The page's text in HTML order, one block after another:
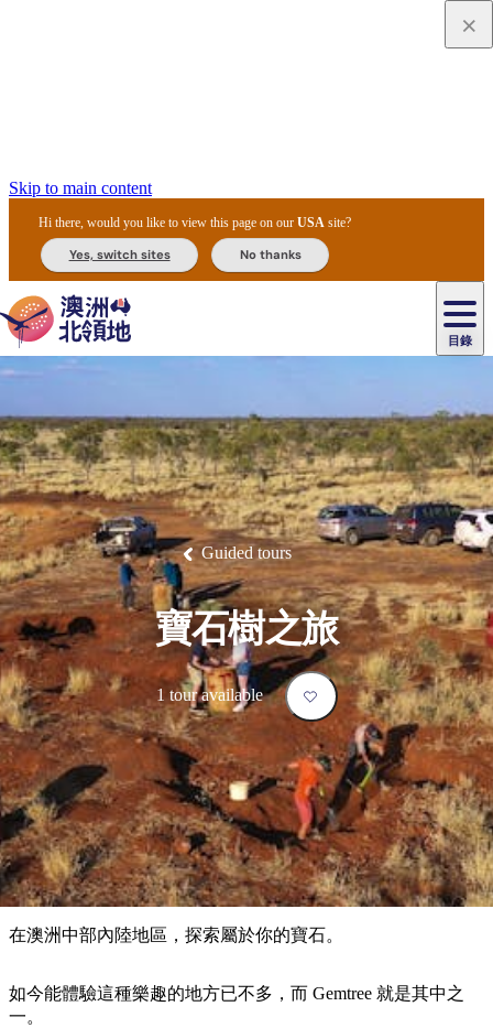
Skip to main content
Hi there, would you like to view this page on ourUSA site?
Yes, switch sites No thanks
目錄
主
目
錄
必
訪
景
點
最
受
歡
迎
目
的
地
內
陸
和
戶
外
爾
文
斯
泉
烏
魯
魯
國
家
公
園
治
菲
特
國
家
公
園
瓦
塔
卡
國
家
公
園
提
維
群
島
東
阿
納
姆
地
馬
塔
蘭
卡
溫
泉
池
尼
特
米
魯
克
國
家
公
園
卡
魯
卡
魯
/
魔
鬼
大
理
石
保
護
區
馬
古
克
瀑
布
茨
奧
里
查
/
西
麥
克
唐
納
國
家
公
園
必
玩
活
動
體
驗
旅
客
類
型
推
薦
榜
單
體
驗
攻
略
慶
與
活
動
外
和
探
險
然
和
野
生
動
植
物
歷
史
與
文
物
釣
魚
豪
華
旅
游
露
營
和
豪
華
野
營
自
駕
遊
規
規
劃
和
預
訂
實
用
資
訊
規
住
宿
覽
團
交
通
工
具
Guided tours
寶石樹之旅
1 tour available
在澳洲中部內陸地區，探索屬於你的寶石。
如今能體驗這種樂趣的地方已不多，而 Gemtree 就是其中之
一。